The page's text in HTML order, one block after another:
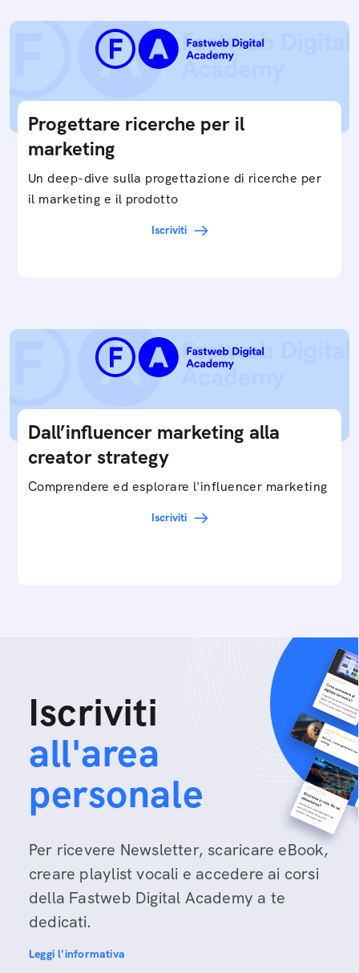
Progettare ricerche per il
marketing
Un deep-dive sulla progettazione di ricerche per
il marketing e il prodotto
Iscriviti
Dall’influencer marketing alla
creator strategy
Comprendere ed esplorare l'influencer marketing
Iscriviti
Iscriviti
all'area
personale
Per ricevere Newsletter, scaricare eBook,
creare playlist vocali e accedere ai corsi
della Fastweb Digital Academy a te
dedicati.
Leggi l'informativa